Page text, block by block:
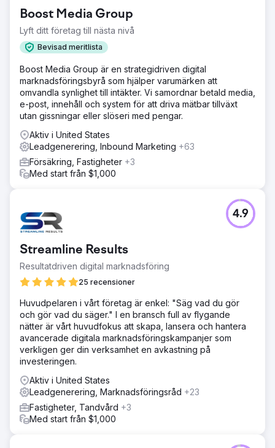
Resultat
Vi lade till 638 bilar under 12 månader. Kostnaden per
kund var bara 235 dollar för en genomsnittlig
folieringsverkstad på 4 000 dollar. De första par
månaderna tog tid att samla in data, men i genomsnitt
levererades 50 nya bilar per månad under 12 månader.
Vilket resulterade i en intäkt på 2,52 miljoner dollar för
verksamheten.
Gå till byråsida
Boost Media Group
Lyft ditt företag till nästa nivå
Bevisad meritlista
Boost Media Group är en strategidriven digital
marknadsföringsbyrå som hjälper varumärken att
omvandla synlighet till intäkter. Vi samordnar betald media,
e-post, innehåll och system för att driva mätbar tillväxt
utan gissningar eller slöseri med pengar.
Aktiv i United States
Leadgenerering, Inbound Marketing +63
Försäkring, Fastigheter +3
Med start från $1,000
Streamline Results
Resultatdriven digital marknadsföring
25 recensioner
4.9
Huvudpelaren i vårt företag är enkel: "Säg vad du gör
och gör vad du säger." I en bransch full av flygande
nätter är vårt huvudfokus att skapa, lansera och hantera
avancerade digitala marknadsföringskampanjer som
verkligen ger din verksamhet en avkastning på
investeringen.
Aktiv i United States
Leadgenerering, Marknadsföringsråd +23
Fastigheter, Tandvård +3
Med start från $1,000